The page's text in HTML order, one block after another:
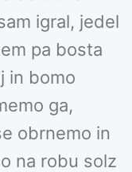
igral, jedel
pa bosta
in bomo
ga,
obrnemo in
na robu solz